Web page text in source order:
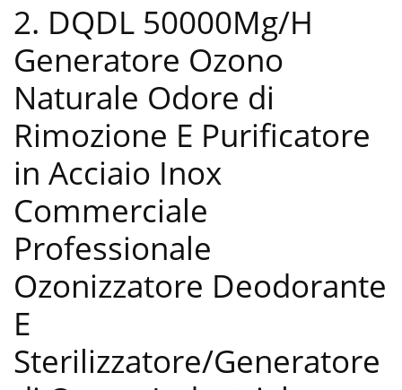
2. DQDL 50000Mg/H
Generatore Ozono
Naturale Odore di
Rimozione E Purificatore
in Acciaio Inox
Commerciale
Professionale
Ozonizzatore Deodorante
E
Sterilizzatore/Generatore